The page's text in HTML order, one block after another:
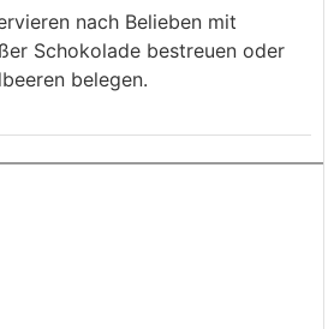
nach Belieben mit
Schokolade bestreuen oder
belegen.